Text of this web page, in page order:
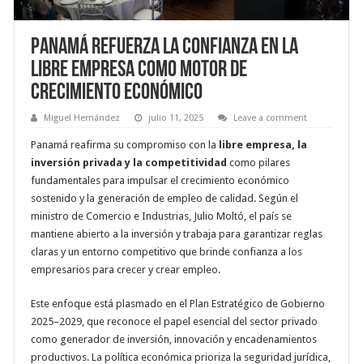
Panamá refuerza la confianza en la
libre empresa como motor de
crecimiento económico
Miguel Hernández julio 11, 2025 Leave a comment
Panamá reafirma su compromiso con la libre empresa, la
inversión privada y la competitividad como pilares
fundamentales para impulsar el crecimiento económico
sostenido y la generación de empleo de calidad. Según el
ministro de Comercio e Industrias, Julio Moltó, el país se
mantiene abierto a la inversión y trabaja para garantizar reglas
claras y un entorno competitivo que brinde confianza a los
empresarios para crecer y crear empleo.
Este enfoque está plasmado en el Plan Estratégico de Gobierno
2025–2029, que reconoce el papel esencial del sector privado
como generador de inversión, innovación y encadenamientos
productivos. La política económica prioriza la seguridad jurídica,